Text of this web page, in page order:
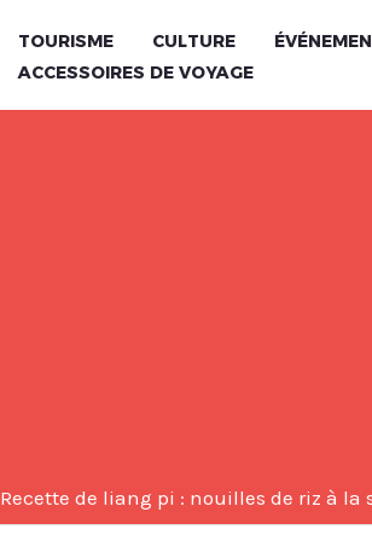
TOURISME CULTURE
ACCESSOIRES DE VOYAGE
Recette de liang pi : nouilles de riz à la